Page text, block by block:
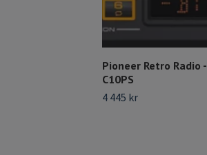
Pioneer Retro Radio
C10PS
4 445 kr